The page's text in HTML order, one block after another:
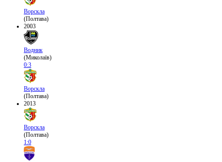
Ворскла
(Полтава)
2003
Водник
(Миколаїв)
0:3
Ворскла
(Полтава)
2013
Ворскла
(Полтава)
1:0